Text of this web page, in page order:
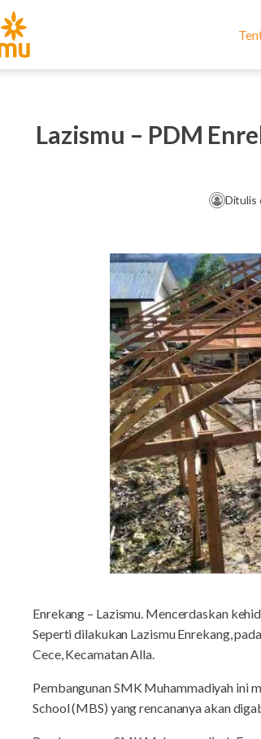
Lazismu – PDM
Ditulis
Enrekang – Lazismu. Mencerdaskan
Seperti dilakukan Lazismu Enrekang,
Cece, Kecamatan Alla.
Pembangunan SMK Muhammadiyah ini
School (MBS) yang rencananya akan